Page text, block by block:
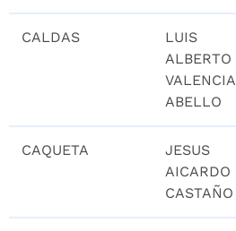
CALDAS
LUIS
ALBERTO
VALENCIA
ABELLO
CAQUETA
JESUS
AICARDO
CASTAÑO